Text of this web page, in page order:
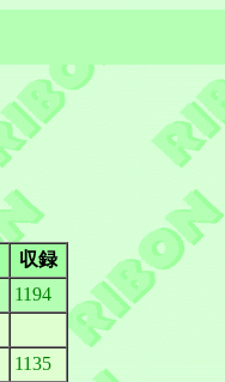
収録
1194
1135